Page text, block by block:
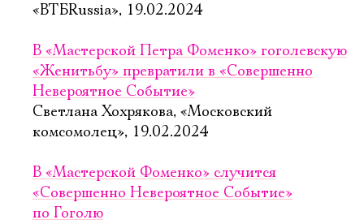
«ВТБRussia», 19.02.2024
В «Мастерской Петра Фоменко» гоголевскую
«Женитьбу» превратили в «Совершенно
Невероятное Событие»
Светлана Хохрякова, «Московский
комсомолец», 19.02.2024
В «Мастерской Фоменко» случится
«Совершенно Невероятное Событие»
по Гоголю